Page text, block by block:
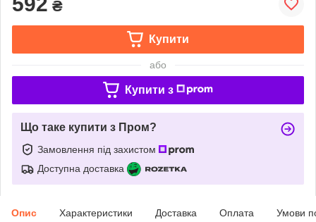
₴
Купити
або
Купити з
Що таке купити з Пром?
Замовлення під захистом
Доступна доставка
Опис Характеристики Доставка Оплата Умови